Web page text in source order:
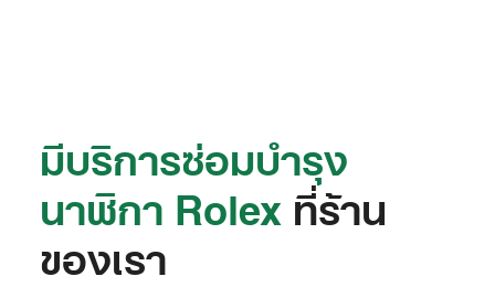
มีบริการซ่อมบำรุง
นาฬิกา Rolex ที่ร้าน
ของเรา